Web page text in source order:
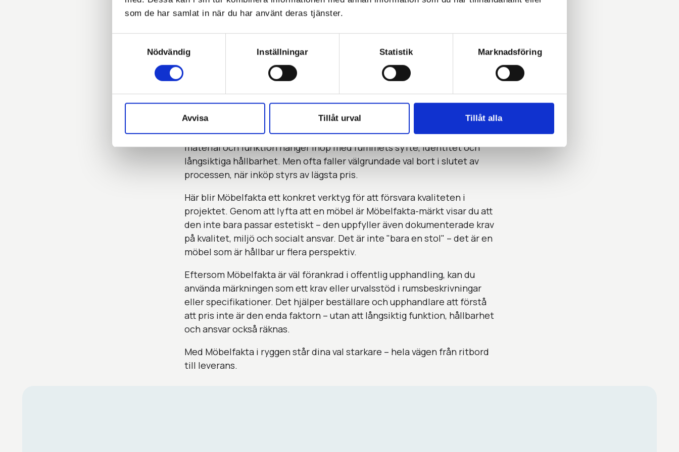
som de har samlat in när du har använt deras tjänster.
Nödvändig
Inställningar Statistik Marknadsföring
Avvisa Tillåt urval Tillåt alla
Tredjepartsgranskad med krav på lång livslängd
Byten bör endast ske till produkter med motsvarande verifierad
Behåll helheten – med
Möbelfakta som stöd
Som inredningsarkitekt bygger du en helhet – där varje val av möbel,
material och funktion hänger ihop med rummets syfte, identitet och
långsiktiga hållbarhet. Men ofta faller välgrundade val bort i slutet av
processen, när inköp styrs av lägsta pris.
Här blir Möbelfakta ett konkret verktyg för att försvara kvaliteten i
projektet. Genom att lyfta att en möbel är Möbelfakta-märkt visar du att
den inte bara passar estetiskt – den uppfyller även dokumenterade krav
på kvalitet, miljö och socialt ansvar. Det är inte "bara en stol" – det är en
möbel som är hållbar ur flera perspektiv.
Eftersom Möbelfakta är väl förankrad i offentlig upphandling, kan du
använda märkningen som ett krav eller urvalsstöd i rumsbeskrivningar
eller specifikationer. Det hjälper beställare och upphandlare att förstå
att pris inte är den enda faktorn – utan att långsiktig funktion, hållbarhet
och ansvar också räknas.
Med Möbelfakta i ryggen står dina val starkare – hela vägen från ritbord
till leverans.